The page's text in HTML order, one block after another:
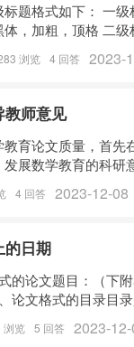
题格式如下： 一级
，加粗，顶格 二
号宋体，不加粗，
宋体，不加粗，缩进
浏览 4 回答 2023-
教师意见
育论文质量，首先
展数学教育的科研
行性，在论文写作
科生数学教育论文
4 回答 2023-12-08
的日期
的论文题目：（下
论文格式的目录目
列目录）3、论文格
求短、精、完整。
浏览 5 回答 2023-